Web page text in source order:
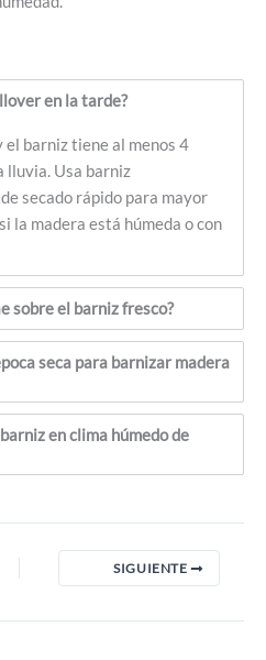
en la tarde?
el barniz tiene al menos 4
lluvia. Usa barniz
secado rápido para mayor
la madera está húmeda o con
sobre el barniz fresco?
seca para barnizar madera
en clima húmedo de
SIGUIENTE